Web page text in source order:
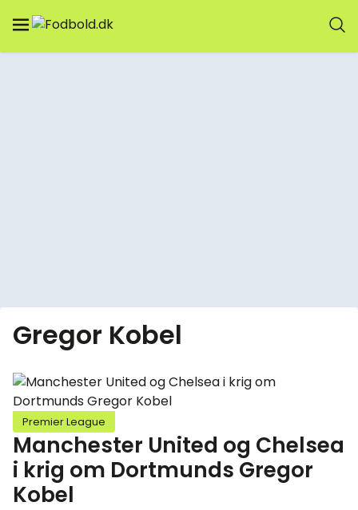
Gregor Kobel
Premier League
Manchester United og Chelsea
i krig om Dortmunds Gregor
Kobel